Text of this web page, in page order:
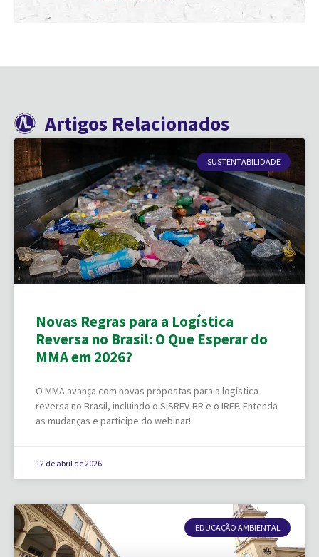
Artigos Relacionados
SUSTENTABILIDADE
Novas Regras para a Logística
Reversa no Brasil: O Que Esperar do
MMA em 2026?
O MMA avança com novas propostas para a logística
reversa no Brasil, incluindo o SISREV-BR e o IREP. Entenda
as mudanças e participe do webinar!
12 de abril de 2026
EDUCAÇÃO AMBIENTAL